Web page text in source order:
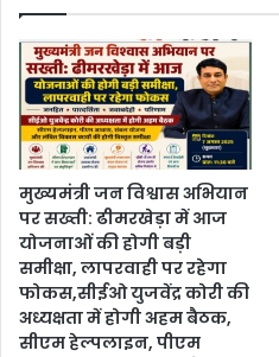
मुख्यमंत्री जन विश्वास अभियान
पर सख्ती: ढीमरखेड़ा में आज
योजनाओं की होगी बड़ी
समीक्षा, लापरवाही पर रहेगा
फोकस,सीईओ युजवेंद्र कोरी की
अध्यक्षता में होगी अहम बैठक,
सीएम हेल्पलाइन, पीएम